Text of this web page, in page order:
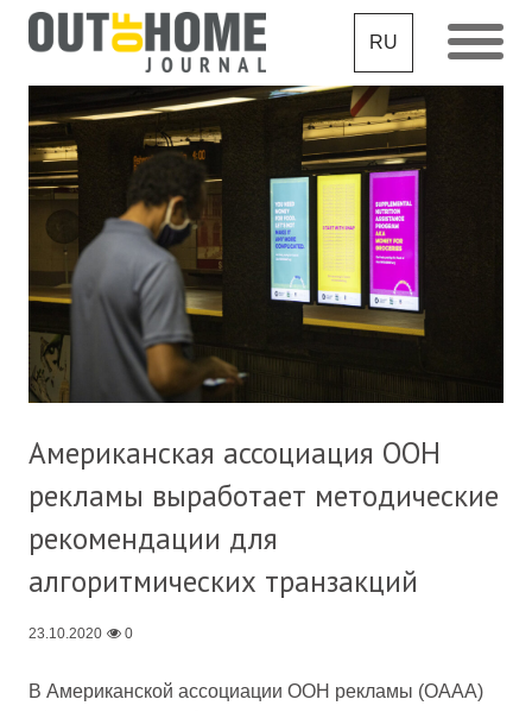
RU
Американская ассоциация OOH
рекламы выработает методические
рекомендации для
алгоритмических транзакций
23.10.2020 0
В Американской ассоциации OOH рекламы (OAAA)